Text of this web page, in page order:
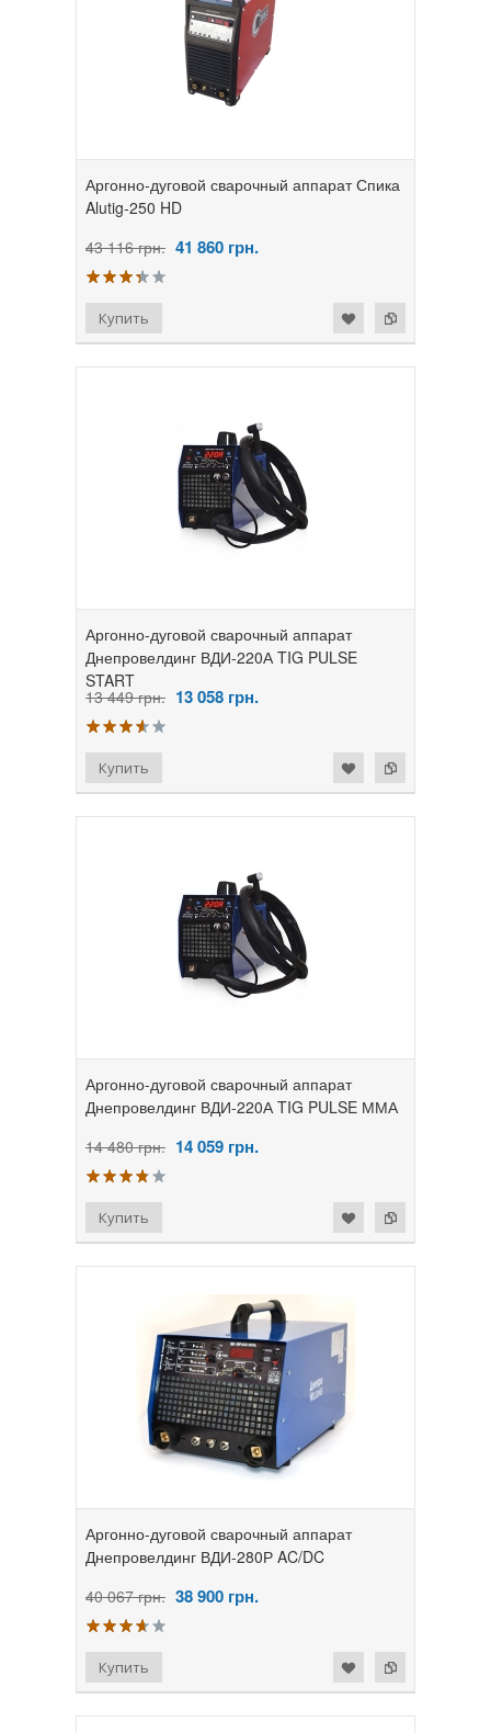
Аргонно-дуговой сварочный аппарат Спика
Alutig-250 HD
43 116 грн. 41 860 грн.
Аргонно-дуговой сварочный аппарат
Днепровелдинг ВДИ-220А TIG PULSE
START
13 449 грн. 13 058 грн.
Аргонно-дуговой сварочный аппарат
Днепровелдинг ВДИ-220А TIG PULSE ММА
14 480 грн. 14 059 грн.
Аргонно-дуговой сварочный аппарат
Днепровелдинг ВДИ-280Р AC/DC
40 067 грн. 38 900 грн.